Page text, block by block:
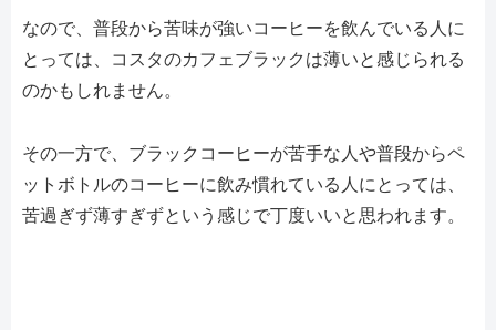
なので、普段から苦味が強いコーヒーを飲んでいる人に
とっては、コスタのカフェブラックは薄いと感じられる
のかもしれません。
その一方で、ブラックコーヒーが苦手な人や普段からペ
ットボトルのコーヒーに飲み慣れている人にとっては、
苦過ぎず薄すぎずという感じで丁度いいと思われます。